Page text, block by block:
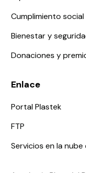
Cumplimiento social
Bienestar y
Donaciones y
Enlace
Portal Plastek
FTP
Servicios en la nube